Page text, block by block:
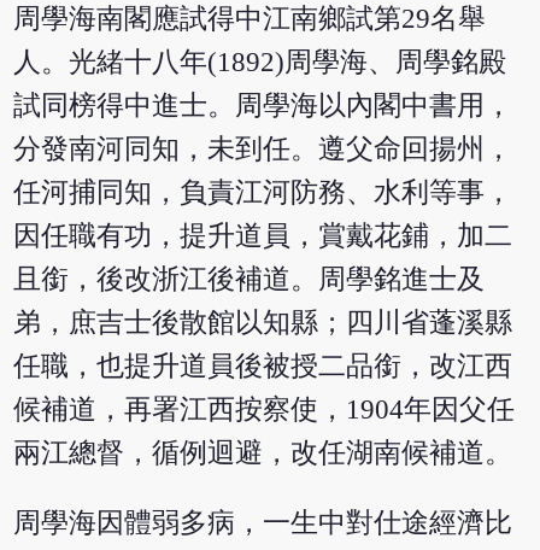
周學海南閣應試得中江南鄉試第29名舉
人。光緒十八年(1892)周學海、周學銘殿
試同榜得中進士。周學海以內閣中書用，
分發南河同知，未到任。遵父命回揚州，
任河捕同知，負責江河防務、水利等事，
因任職有功，提升道員，賞戴花鋪，加二
且銜，後改浙江後補道。周學銘進士及
弟，庶吉士後散館以知縣；四川省蓬溪縣
任職，也提升道員後被授二品銜，改江西
候補道，再署江西按察使，1904年因父任
兩江總督，循例迴避，改任湖南候補道。
周學海因體弱多病，一生中對仕途經濟比